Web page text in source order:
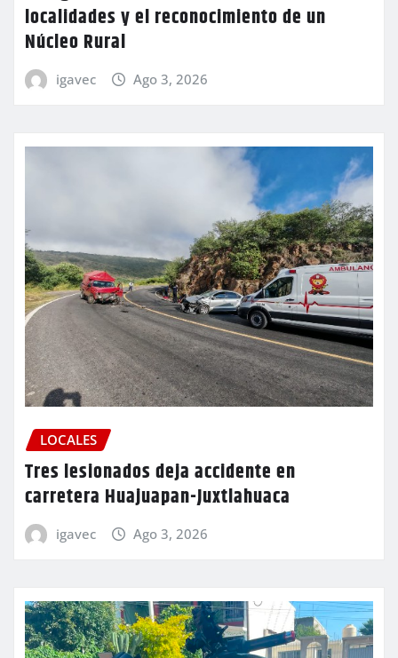
localidades y el reconocimiento de un
Núcleo Rural
igavec Ago 3, 2026
LOCALES
Tres lesionados deja accidente en
carretera Huajuapan-Juxtlahuaca
igavec Ago 3, 2026